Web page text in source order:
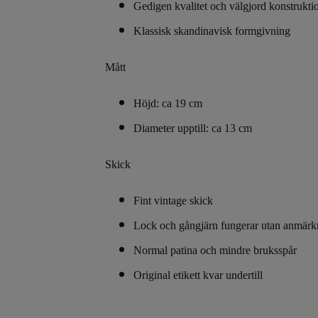
Gedigen kvalitet och välgjord
Klassisk skandinavisk formgivning
Mått
Höjd: ca 19 cm
Diameter upptill: ca 13 cm
Skick
Fint vintage skick
Lock och gångjärn fungerar utan
Normal patina och mindre bruksspår
Original etikett kvar undertill